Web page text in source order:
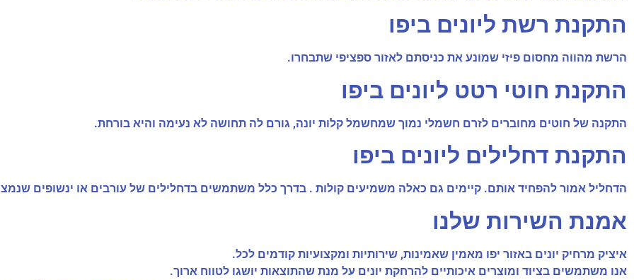
התקנת רשת ליונים ביפו
הרשת מהווה מחסום פיזי שמונע את כניסתם לאזור ספציפי שתבחרו.
התקנת חוטי רטט ליונים ביפו
התקנה של חוטים מחוברים לזרם חשמלי נמוך שמחשמל קלות יונה, גורם לה תחושה לא נעימה והיא בורחת.
התקנת דחלילים ליונים ביפו
הדחליל אמור להפחיד אותם. קיימים גם כאלה משמיעים קולות . בדרך כלל משתמשים בדחלילים של עורבים או ינשופים
אמנת השירות שלנו
איציק מרחיק יונים באזור יפו מאמין שאמינות, שירותיות ומקצועיות קודמים לכל.
אנו משתמשים בציוד ומוצרים איכותיים להרחקת יונים על מנת שהתוצאות יושגו לטווח ארוך.